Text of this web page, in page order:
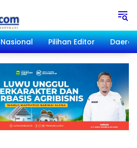
Nasional Pilihan Editor Daerah